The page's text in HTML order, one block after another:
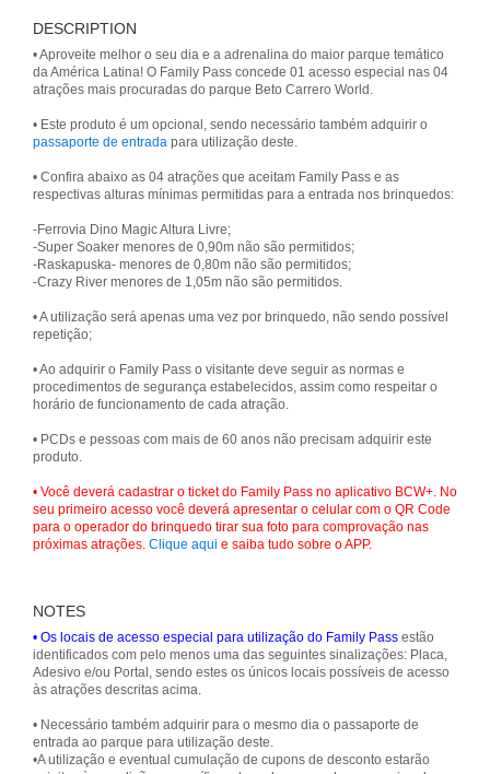
DESCRIPTION
• Aproveite melhor o seu dia e a adrenalina do maior parque temático
da América Latina! O Family Pass concede 01 acesso especial nas 04
atrações mais procuradas do parque Beto Carrero World.
• Este produto é um opcional, sendo necessário também adquirir o
passaporte de entrada para utilização deste.
• Confira abaixo as 04 atrações que aceitam Family Pass e as
respectivas alturas mínimas permitidas para a entrada nos brinquedos:
-Ferrovia Dino Magic Altura Livre;
-Super Soaker menores de 0,90m não são permitidos;
-Raskapuska- menores de 0,80m não são permitidos;
-Crazy River menores de 1,05m não são permitidos.
• A utilização será apenas uma vez por brinquedo, não sendo possível
repetição;
• Ao adquirir o Family Pass o visitante deve seguir as normas e
procedimentos de segurança estabelecidos, assim como respeitar o
horário de funcionamento de cada atração.
• PCDs e pessoas com mais de 60 anos não precisam adquirir este
produto.
• Você deverá cadastrar o ticket do Family Pass no aplicativo BCW+. No
seu primeiro acesso você deverá apresentar o celular com o QR Code
para o operador do brinquedo tirar sua foto para comprovação nas
próximas atrações. Clique aqui e saiba tudo sobre o APP.
NOTES
• Os locais de acesso especial para utilização do Family Pass estão
identificados com pelo menos uma das seguintes sinalizações: Placa,
Adesivo e/ou Portal, sendo estes os únicos locais possíveis de acesso
às atrações descritas acima.
• Necessário também adquirir para o mesmo dia o passaporte de
entrada ao parque para utilização deste.
•A utilização e eventual cumulação de cupons de desconto estarão